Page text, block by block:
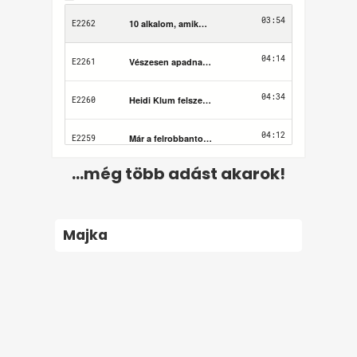
...még több adást akarok!
Majka